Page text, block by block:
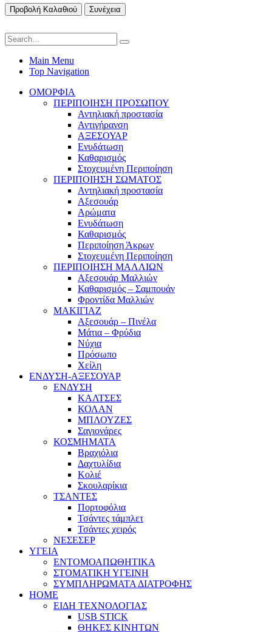
Προβολή Καλαθιού Συνέχεια
Main Menu
Top Navigation
ΟΜΟΡΦΙΑ
ΠΕΡΙΠΟΙΗΣΗ ΠΡΟΣΩΠΟΥ
Αντηλιακή προστασία
Αντιγήρανση
ΑΞΕΣΟΥΑΡ
Ενυδάτωση
Καθαρισμός
Στοχευμένη Περιποίηση
ΠΕΡΙΠΟΙΗΣΗ ΣΩΜΑΤΟΣ
Αντηλιακή προστασία
Αξεσουάρ
Αρώματα
Ενυδάτωση
Καθαρισμός
Περιποίηση Άκρων
Στοχευμένη Περιποίηση
ΠΕΡΙΠΟΙΗΣΗ ΜΑΛΛΙΩΝ
Αξεσουάρ Μαλλιών
Καθαρισμός – Σαμπουάν
Φροντίδα Μαλλιών
ΜΑΚΙΓΙΑΖ
Αξεσουάρ – Πινέλα
Μάτια – Φρύδια
Νύχια
Πρόσωπο
Χείλη
ΕΝΔΥΣΗ-ΑΞΕΣΟΥΑΡ
ΕΝΔΥΣΗ
ΚΑΛΤΣΕΣ
ΚΟΛΑΝ
ΜΠΛΟΥΖΕΣ
Σαγιονάρες
ΚΟΣΜΗΜΑΤΑ
Βραχιόλια
Δαχτυλίδια
Κολιέ
Σκουλαρίκια
ΤΣΑΝΤΕΣ
Πορτοφόλια
Τσάντες τάμπλετ
Τσάντες χειρός
ΝΕΣΕΣΕΡ
ΥΓΕΙΑ
ΕΝΤΟΜΟΑΠΩΘΗΤΙΚΑ
ΣΤΟΜΑΤΙΚΗ ΥΓΕΙΝΗ
ΣΥΜΠΛΗΡΩΜΑΤΑ ΔΙΑΤΡΟΦΗΣ
HOME
ΕΙΔΗ ΤΕΧΝΟΛΟΓΙΑΣ
USB STICK
ΘΗΚΕΣ ΚΙΝΗΤΩΝ